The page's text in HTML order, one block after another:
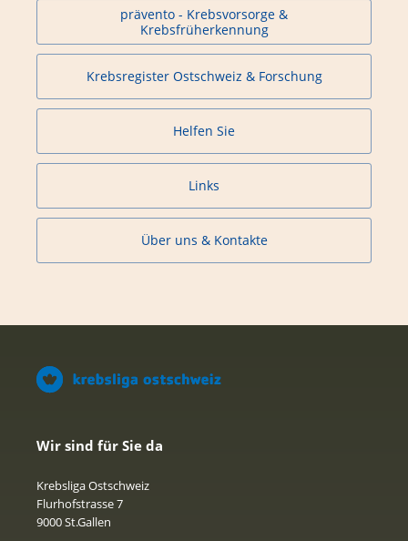
prävento - Krebsvorsorge &
Krebsfrüherkennung
Krebsregister Ostschweiz & Forschung
Helfen Sie
Links
Über uns & Kontakte
Wir sind für Sie da
Krebsliga Ostschweiz
Flurhofstrasse 7
9000 St.Gallen